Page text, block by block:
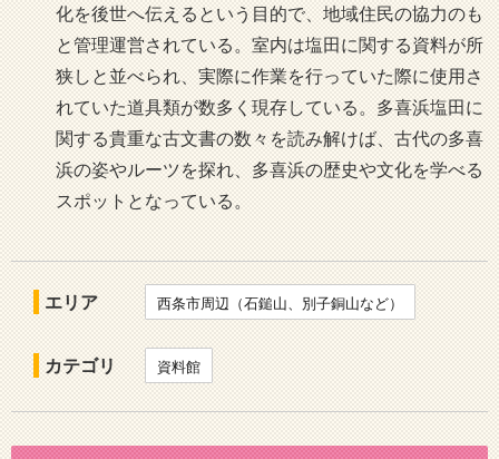
化を後世へ伝えるという目的で、地域住民の協力のも
と管理運営されている。室内は塩田に関する資料が所
狭しと並べられ、実際に作業を行っていた際に使用さ
れていた道具類が数多く現存している。多喜浜塩田に
関する貴重な古文書の数々を読み解けば、古代の多喜
浜の姿やルーツを探れ、多喜浜の歴史や文化を学べる
スポットとなっている。
エリア 西条市周辺（石鎚山、別子銅山など）
カテゴリ 資料館